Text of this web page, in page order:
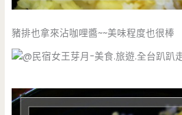
豬排也拿來沾咖哩醬~~美味程度也很棒